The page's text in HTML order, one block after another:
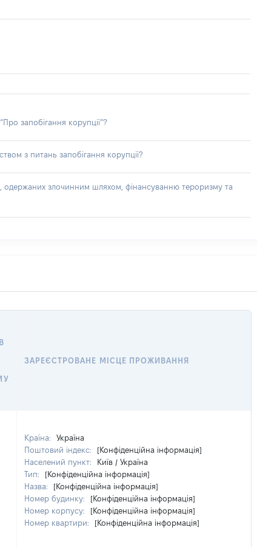
запобігання корупції”?
з питань запобігання корупції?
одержаних злочинним шляхом, фінансуванню тероризму та
ЗАРЕЄСТРОВАНЕ МІСЦЕ ПРОЖИВАННЯ
Країна:
Україна
Поштовий індекс:
[Конфіденційна інформація]
Населений пункт:
Київ / Україна
Тип:
[Конфіденційна інформація]
Назва:
[Конфіденційна інформація]
Номер будинку:
[Конфіденційна інформація]
Номер корпусу:
[Конфіденційна інформація]
Номер квартири:
[Конфіденційна інформація]